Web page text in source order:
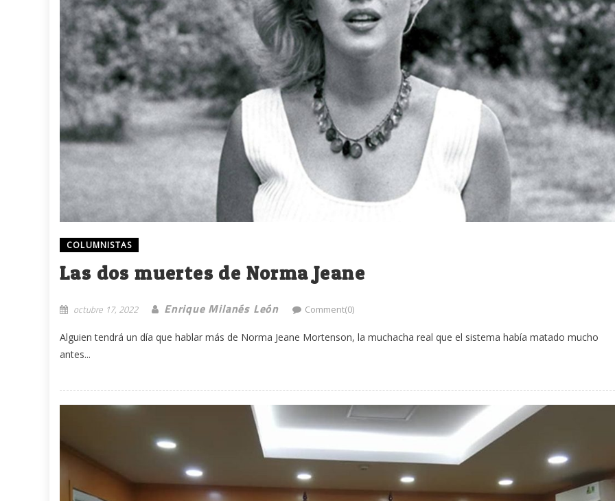
COLUMNISTAS
Las dos muertes de Norma Jeane
octubre 17, 2022 Enrique Milanés León Comment(0)
Alguien tendrá un día que hablar más de Norma Jeane Mortenson, la muchacha real que el sistema había matado mucho
antes...